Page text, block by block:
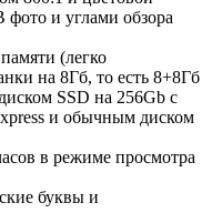
и углами обзора
(легко
на 8Гб, то есть 8+8Гб
SSD на 256Gb с
и обычным диском
в режиме просмотра
буквы и